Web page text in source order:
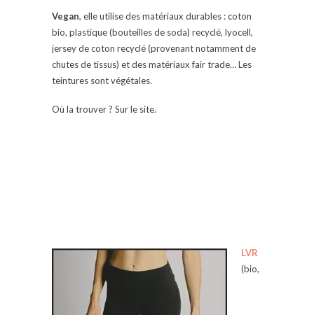
Vegan, elle utilise des matériaux durables : coton
bio, plastique (bouteilles de soda) recyclé, lyocell,
jersey de coton recyclé (provenant notamment de
chutes de tissus) et des matériaux fair trade… Les
teintures sont végétales.
Où la trouver ? Sur le site.
LVR
(bio,